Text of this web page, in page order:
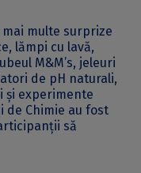
multe surprize
lămpi cu lavă,
M&M’s, jeleuri
de pH naturali,
şi experimente
de Chimie au fost
să